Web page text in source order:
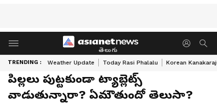
తెలుగు
TRENDING : Weather Update Today Rasi Phalalu Korean
పిల్లలు పుట్టకుండా ట్యాబ్లెట్స్
వాడుతున్నారా? ఏమౌతుందో తెలుసా?